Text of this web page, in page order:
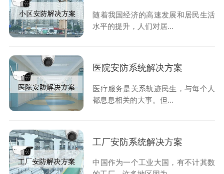
随着我国经济的高速发展和居民生活
水平的提升，人们对居...
医院安防系统解决方案
医疗服务是关系轨迹民生，与每个人
都息息相关的大事。但...
工厂安防系统解决方案
中国作为一个工业大国，有不计其数